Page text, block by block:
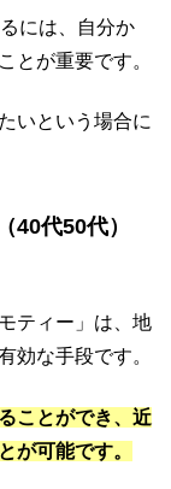
には、自分か
とが重要です。
いという場合に
40代50代）
ティー」は、地
効な手段です。
ことができ、近
が可能です。